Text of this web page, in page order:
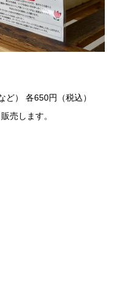
） 各650円（税込）
売します。